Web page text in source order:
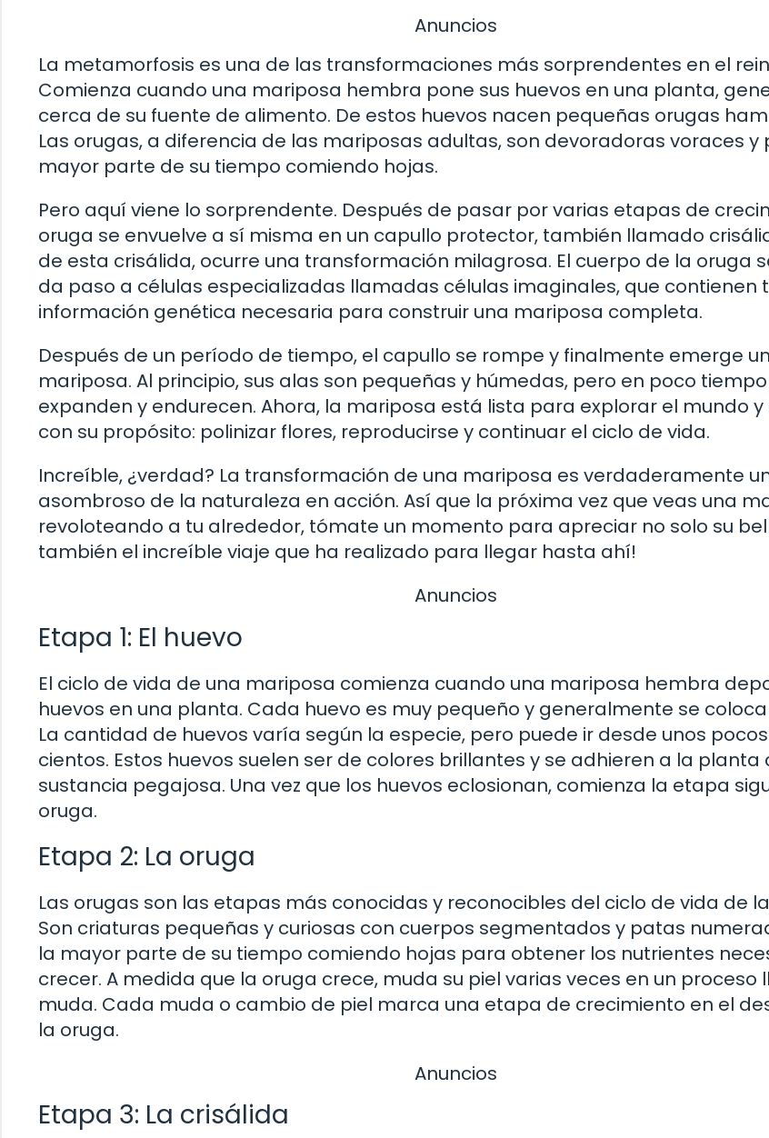
Anuncios
La metamorfosis es una de las transformaciones más sorprendentes en el
Comienza cuando una mariposa hembra pone sus huevos en una planta,
cerca de su fuente de alimento. De estos huevos nacen pequeñas orugas
Las orugas, a diferencia de las mariposas adultas, son devoradoras voraces y
mayor parte de su tiempo comiendo hojas.
Pero aquí viene lo sorprendente. Después de pasar por varias etapas de
oruga se envuelve a sí misma en un capullo protector, también llamado
de esta crisálida, ocurre una transformación milagrosa. El cuerpo de la oruga
da paso a células especializadas llamadas células imaginales, que contienen
información genética necesaria para construir una mariposa completa.
Después de un período de tiempo, el capullo se rompe y finalmente emerge
mariposa. Al principio, sus alas son pequeñas y húmedas, pero en poco
expanden y endurecen. Ahora, la mariposa está lista para explorar el mundo
con su propósito: polinizar flores, reproducirse y continuar el ciclo de vida.
Increíble, ¿verdad? La transformación de una mariposa es verdaderamente
asombroso de la naturaleza en acción. Así que la próxima vez que veas una
revoloteando a tu alrededor, tómate un momento para apreciar no solo su
también el increíble viaje que ha realizado para llegar hasta ahí!
Anuncios
Etapa 1: El huevo
El ciclo de vida de una mariposa comienza cuando una mariposa hembra
huevos en una planta. Cada huevo es muy pequeño y generalmente se
La cantidad de huevos varía según la especie, pero puede ir desde unos
cientos. Estos huevos suelen ser de colores brillantes y se adhieren a la planta
sustancia pegajosa. Una vez que los huevos eclosionan, comienza la etapa
oruga.
Etapa 2: La oruga
Las orugas son las etapas más conocidas y reconocibles del ciclo de vida de
Son criaturas pequeñas y curiosas con cuerpos segmentados y patas
la mayor parte de su tiempo comiendo hojas para obtener los nutrientes
crecer. A medida que la oruga crece, muda su piel varias veces en un proceso
muda. Cada muda o cambio de piel marca una etapa de crecimiento en el
la oruga.
Anuncios
Etapa 3: La crisálida